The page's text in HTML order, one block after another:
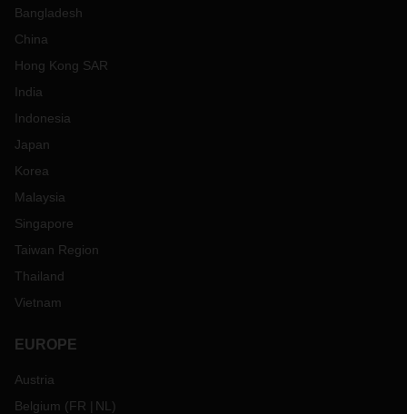
Bangladesh
China
Hong Kong SAR
India
Indonesia
Japan
Korea
Malaysia
Singapore
Taiwan Region
Thailand
Vietnam
EUROPE
Austria
Belgium (FR NL )